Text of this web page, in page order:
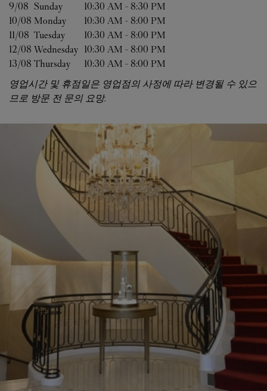
9/08 Sunday 10:30 AM - 8:30 PM
10/08 Monday 10:30 AM - 8:00 PM
11/08 Tuesday 10:30 AM - 8:00 PM
12/08 Wednesday 10:30 AM - 8:00 PM
13/08 Thursday 10:30 AM - 8:00 PM
영업시간 및 휴점일은 영업점의 사정에 따라 변경될 수 있으
므로 방문 전 문의 요망.